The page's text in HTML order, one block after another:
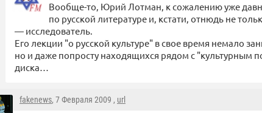
Вообще-то, Юрий Лотман, к сожалению уже
по русской литературе и, кстати, отнюдь не
— исследователь.
Его лекции "о русской культуре" в свое время немало
но и даже попросту находящихся рядом с "культурным
диска…
fakenews, 7 Февраля 2009 , url